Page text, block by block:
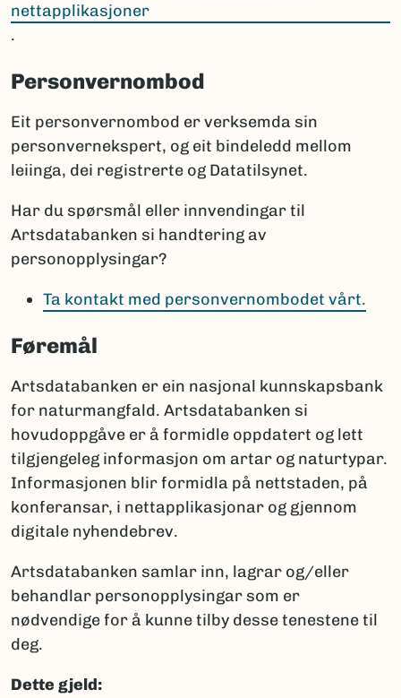
nettapplikasjoner
.
Personvernombod
Eit personvernombod er verksemda sin
personvernekspert, og eit bindeledd mellom
leiinga, dei registrerte og Datatilsynet.
Har du spørsmål eller innvendingar til
Artsdatabanken si handtering av
personopplysingar?
Ta kontakt med personvernombodet vårt.
Føremål
Artsdatabanken er ein nasjonal kunnskapsbank
for naturmangfald. Artsdatabanken si
hovudoppgåve er å formidle oppdatert og lett
tilgjengeleg informasjon om artar og naturtypar.
Informasjonen blir formidla på nettstaden, på
konferansar, i nettapplikasjonar og gjennom
digitale nyhendebrev.
Artsdatabanken samlar inn, lagrar og/eller
behandlar personopplysingar som er
nødvendige for å kunne tilby desse tenestene til
deg.
Dette gjeld: